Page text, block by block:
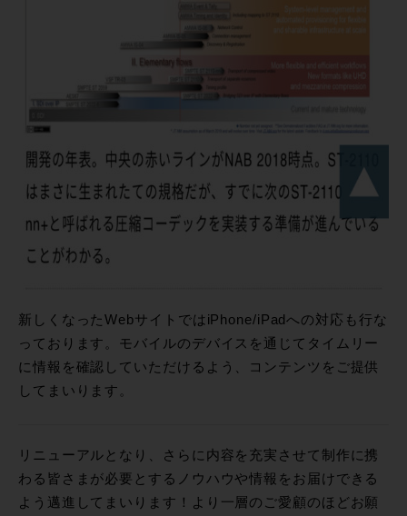
新しくなったWebサイトではiPhone/iPadへの対応も行な
っております。モバイルのデバイスを通じてタイムリー
に情報を確認していただけるよう、コンテンツをご提供
してまいります。
リニューアルとなり、さらに内容を充実させて制作に携
わる皆さまが必要とするノウハウや情報をお届けできる
よう邁進してまいります！より一層のご愛顧のほどお願